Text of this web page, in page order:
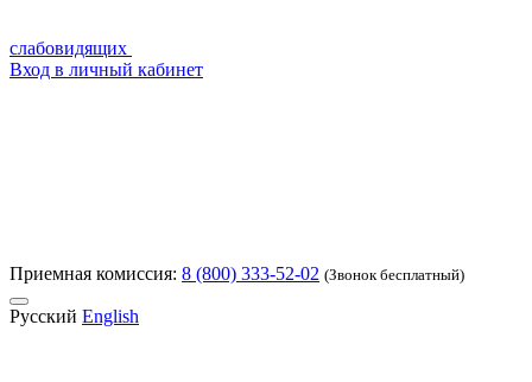
слабовидящих
Вход в личный кабинет
Приемная комиссия: 8 (800) 333-52-02 (Звонок бесплатный)
Русский English